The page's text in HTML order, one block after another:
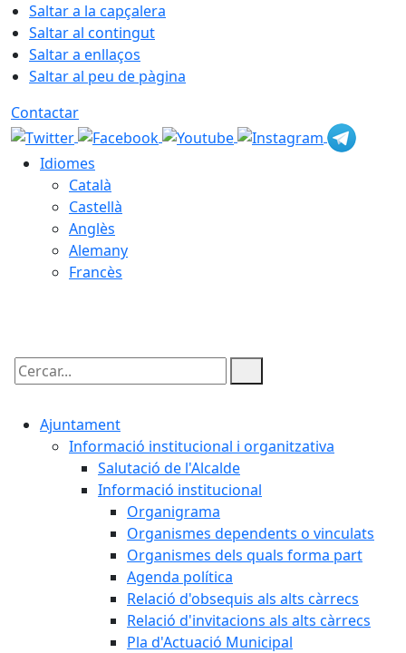
Saltar a la capçalera
Saltar al contingut
Saltar a enllaços
Saltar al peu de pàgina
Contactar
Idiomes
Català
Castellà
Anglès
Alemany
Francès
Cercar:
Ajuntament
Informació institucional i organitzativa
Salutació de l'Alcalde
Informació institucional
Organigrama
Organismes dependents o vinculats
Organismes dels quals forma part
Agenda política
Relació d'obsequis als alts càrrecs
Relació d'invitacions als alts càrrecs
Pla d'Actuació Municipal